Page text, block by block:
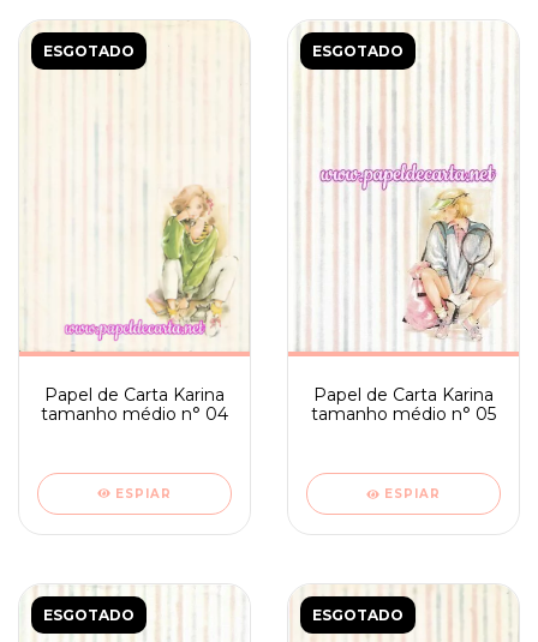
ESGOTADO
Papel de Carta Karina
tamanho médio n° 04
ESPIAR
ESGOTADO
Papel de Carta Karina
tamanho médio n° 05
ESPIAR
ESGOTADO ESGOTADO